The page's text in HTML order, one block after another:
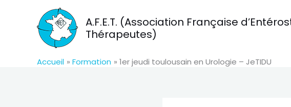
A.F.E.T. (Association Française
Thérapeutes)
Accueil Formation 1er jeudi toulousain en Urologie – JeTIDU